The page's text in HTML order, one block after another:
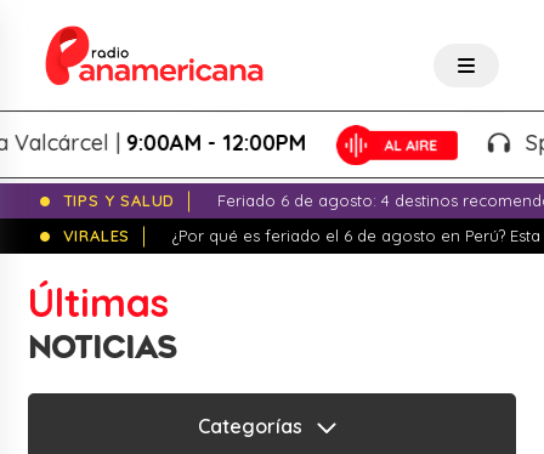
|9:00AM - 12:00PM Splash!
TIPS Y SALUD
Feriado 6 de agosto: 4 destinos
VIRALES
¿Por qué es feriado el 6 de agosto en Perú?
Últimas
NOTICIAS
Categorías